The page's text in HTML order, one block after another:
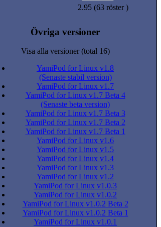
2.95 (63 röster )
Övriga versioner
Visa alla versioner (total 16)
YamiPod for Linux v1.8
(Senaste stabil version)
YamiPod for Linux v1.7
YamiPod for Linux v1.7 Beta 4
(Senaste beta version)
YamiPod for Linux v1.7 Beta 3
YamiPod for Linux v1.7 Beta 2
YamiPod for Linux v1.7 Beta 1
YamiPod for Linux v1.6
YamiPod for Linux v1.5
YamiPod for Linux v1.4
YamiPod for Linux v1.3
YamiPod for Linux v1.2
YamiPod for Linux v1.0.3
YamiPod for Linux v1.0.2
YamiPod for Linux v1.0.2 Beta 2
YamiPod for Linux v1.0.2 Beta 1
YamiPod for Linux v1.0.1